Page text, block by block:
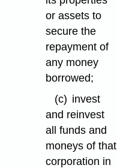
or assets to
secure the
repayment of
any money
borrowed;
(c) invest
and reinvest
all funds and
moneys of that
corporation in